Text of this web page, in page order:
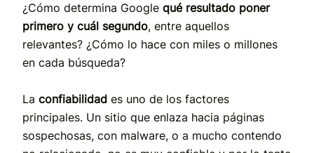
¿Cómo determina Google qué resultado poner
primero y cuál segundo, entre aquellos
relevantes? ¿Cómo lo hace con miles o millones
en cada búsqueda?
La confiabilidad es uno de los factores
principales. Un sitio que enlaza hacia páginas
sospechosas, con malware, o a mucho contendo